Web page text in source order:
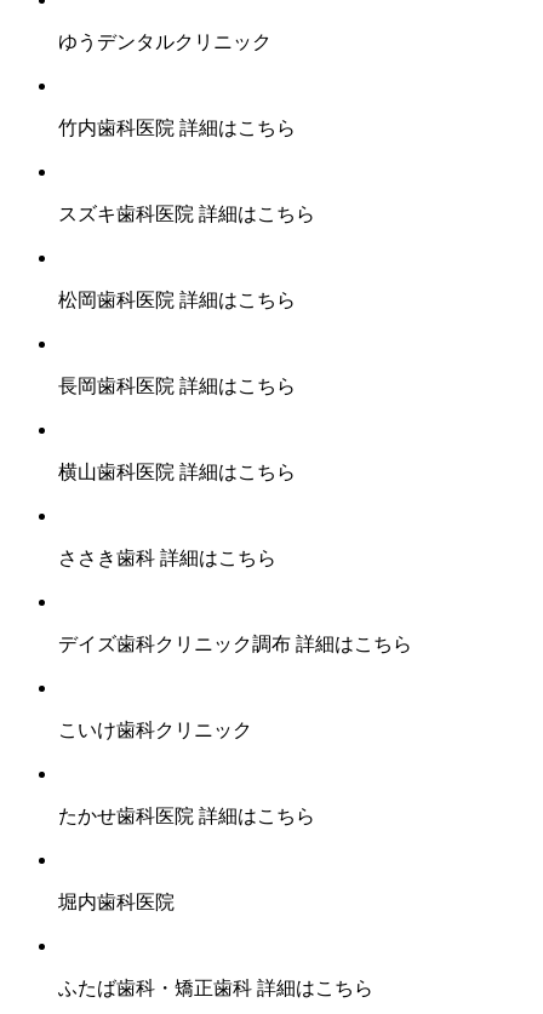
ゆうデンタルクリニック
竹内歯科医院 詳細はこちら
スズキ歯科医院 詳細はこちら
松岡歯科医院 詳細はこちら
長岡歯科医院 詳細はこちら
横山歯科医院 詳細はこちら
ささき歯科 詳細はこちら
デイズ歯科クリニック調布 詳細はこちら
こいけ歯科クリニック
たかせ歯科医院 詳細はこちら
堀内歯科医院
ふたば歯科・矯正歯科 詳細はこちら